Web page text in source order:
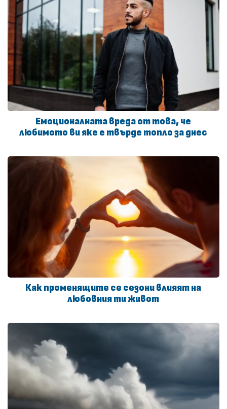
Емоционалната вреда от това, че
любимото ви яке е твърде топло за днес
Как променящите се сезони влияят на
любовния ти живот